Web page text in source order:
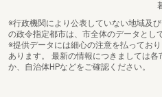
※行政機関により公表していない地域及
の政令指定都市は、市全体のデータとし
※提供データには細心の注意を払ってお
あります。 最新の情報につきましては各
か、自治体HPなどをご確認ください。